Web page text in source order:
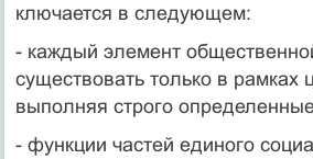
ключается в следующем:
- каждый элемент
существовать только в рамках
выполняя строго
- функции частей единого